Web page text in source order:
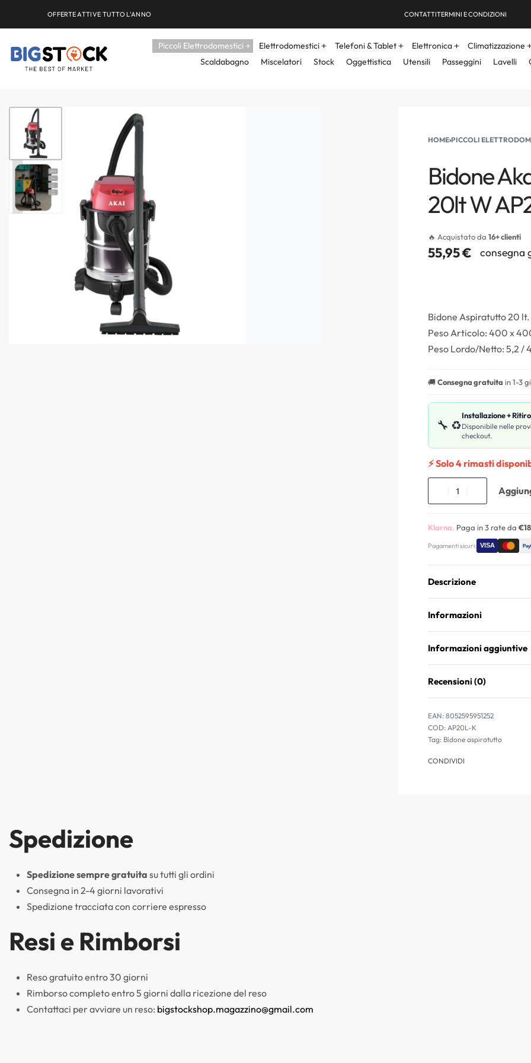
OFFERTE ATTIVE TUTTO L'ANNO CONTATTITERMINI E CONDIZIONI
Piccoli Elettrodomestici Elettrodomestici Telefoni & Tablet Elettronica Climatizzazione
Scaldabagno
Miscelatori Stock Oggettistica Utensili Passeggini Lavelli
HOME›PICCOLI
Bidone
20lt W
🔥 Acquistato da 16+ clienti
55,95€ consegna
Bidone Aspiratutto 20
Peso Articolo: 400 x
Peso Lordo/Netto: 5,2 /
🚚Consegna gratuita in 1-3
🔧 ♻️
Installazione +
Disponibile nelle
checkout.
⚡ Solo 4 rimasti
Klarna. Paga in 3 rate da
Pagamenti sicuri:
Descrizione
Informazioni
Informazioni aggiuntive
Recensioni (0)
EAN: 8052595951252
AP20L-K
Tag: Bidone aspiratutto
CONDIVIDI
Spedizione
Spedizione sempre gratuita su tutti gli ordini
Consegna in 2-4 giorni lavorativi
Spedizione tracciata con corriere espresso
Resi e Rimborsi
Reso gratuito entro 30 giorni
Rimborso completo entro 5 giorni dalla ricezione del reso
Contattaci per avviare un reso: bigstockshop.magazzino@gmail.com